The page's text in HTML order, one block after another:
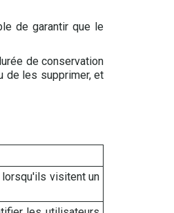
de garantir que le
de conservation
de les supprimer, et
visitent un